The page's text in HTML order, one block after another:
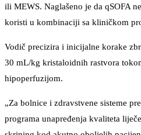
ili MEWS. Naglašeno je da qSOFA
koristi u kombinaciji sa kliničkom
Vodič precizira i inicijalne korake
30 mL/kg kristaloidnih rastvora
hipoperfuzijom.
„Za bolnice i zdravstvene sisteme
programa unapređenja kvaliteta